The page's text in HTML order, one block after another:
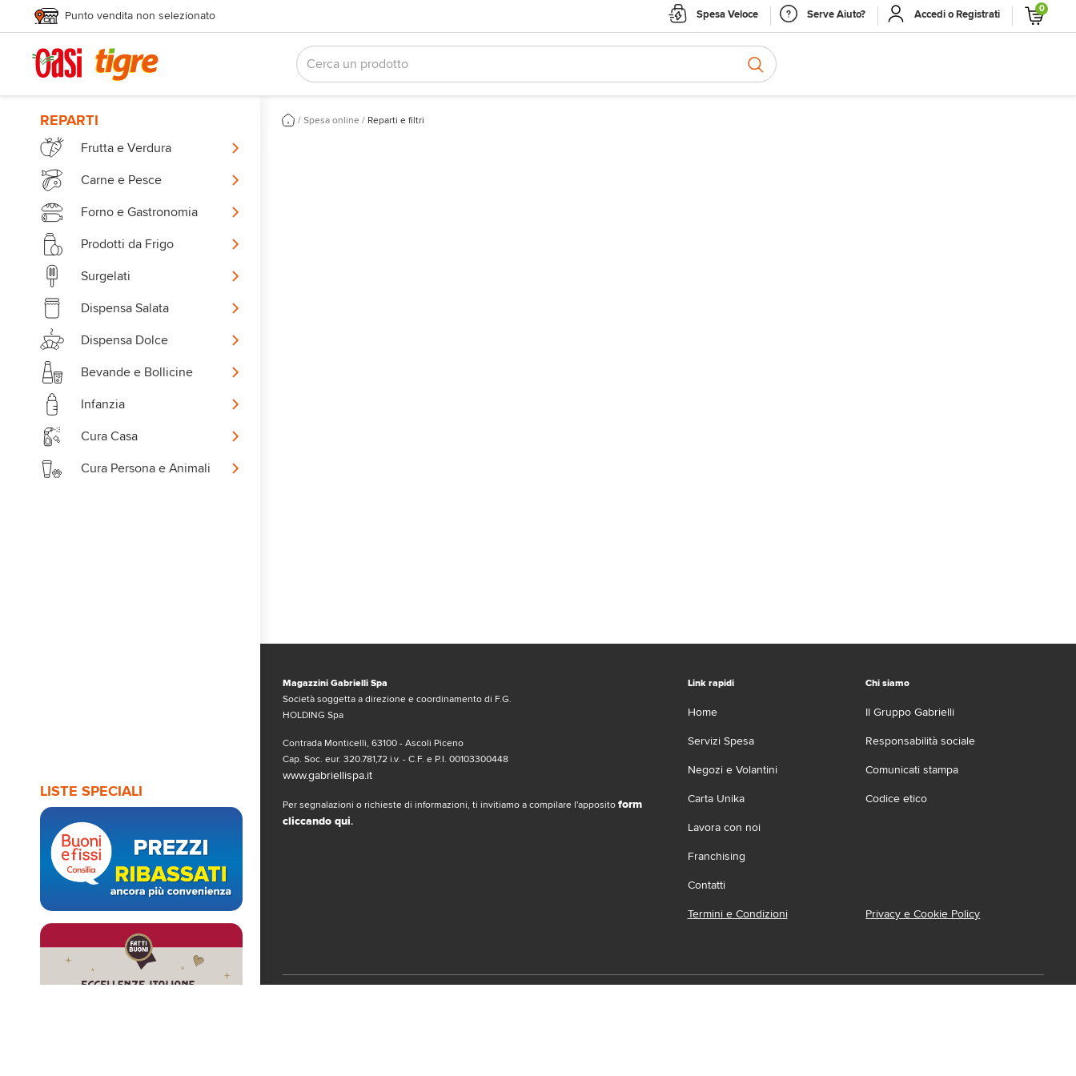
Punto vendita non selezionato Spesa Veloce Serve Aiuto? Accedi o Registrati 0
REPARTI
Frutta e Verdura
Carne e Pesce
Forno e Gastronomia
Prodotti da Frigo
Surgelati
Dispensa Salata
Dispensa Dolce
Bevande e Bollicine
Infanzia
Cura Casa
Cura Persona e Animali
LISTE SPECIALI
/ Spesa online / Reparti e filtri
Magazzini Gabrielli Spa
Società soggetta a direzione e coordinamento di F.G.
HOLDING Spa
Contrada Monticelli, 63100 - Ascoli Piceno
Cap. Soc. eur. 320.781,72 i.v. - C.F. e P.I. 00103300448
www.gabriellispa.it
Per segnalazioni o richieste di informazioni, ti invitiamo a compilare l'apposito form
cliccando qui.
Link rapidi
Home
Servizi Spesa
Negozi e Volantini
Carta Unika
Lavora con noi
Franchising
Contatti
Chi siamo
Il Gruppo Gabrielli
Responsabilità sociale
Comunicati stampa
Codice etico
Termini e Condizioni Privacy e Cookie Policy